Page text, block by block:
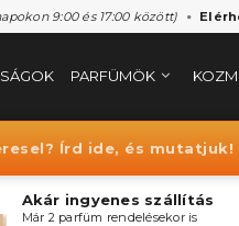
9:00 és 17:00 között)
PARFÜMÖK
Írd ide, és mutatjuk!
Akár ingyenes szállítás
Már 2 parfüm rendelésekor is